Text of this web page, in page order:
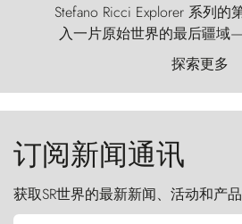
Stefano Ricci Explorer 系列的
入一片原始世界的最后疆域
以远古的怒号雕琢着自然，
del Paine）则宛如石砌的哨
起挑战。
探索更多
订阅新闻通讯
获取SR世界的最新新闻、活动和产